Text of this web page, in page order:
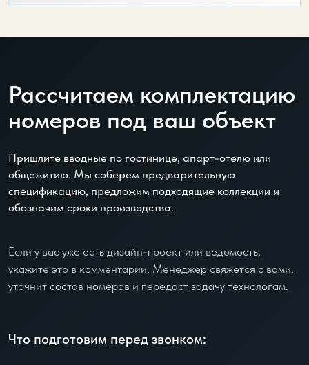
Рассчитаем комплектацию
номеров под ваш объект
Пришлите вводные по гостинице, апарт-отелю или
общежитию. Мы соберем предварительную
спецификацию, предложим подходящие коллекции и
обозначим сроки производства.
Если у вас уже есть дизайн-проект или ведомость,
укажите это в комментарии. Менеджер свяжется с вами,
уточнит состав номеров и передаст задачу технологам.
Что подготовим перед звонком: